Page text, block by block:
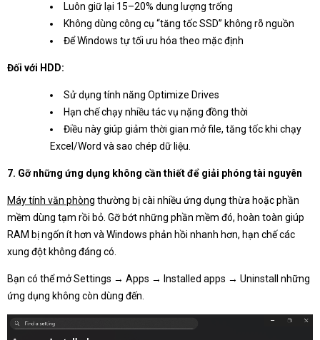
Luôn giữ lại 15–20% dung lượng trống
Không dùng công cụ “tăng tốc SSD” không rõ nguồn
Để Windows tự tối ưu hóa theo mặc định
Đối với HDD:
Sử dụng tính năng Optimize Drives
Hạn chế chạy nhiều tác vụ nặng đồng thời
Điều này giúp giảm thời gian mở file, tăng tốc khi chạy
Excel/Word và sao chép dữ liệu.
7. Gỡ những ứng dụng không cần thiết để giải phóng tài nguyên
Máy tính văn phòng thường bị cài nhiều ứng dụng thừa hoặc phần
mềm dùng tạm rồi bỏ. Gỡ bớt những phần mềm đó, hoàn toàn giúp
RAM bị ngốn ít hơn và Windows phản hồi nhanh hơn, hạn chế các
xung đột không đáng có.
Bạn có thể mở Settings → Apps → Installed apps → Uninstall những
ứng dụng không còn dùng đến.